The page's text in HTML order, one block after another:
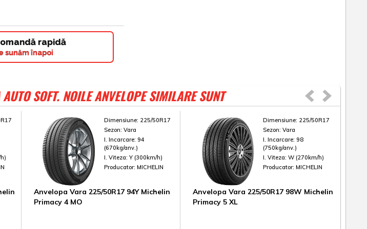
rapidă
sunăm înapoi
SOFT. NOILE ANVELOPE SIMILARE SUNT
Dimensiune: 225/50R17
Sezon:Vara
I. Incarcare:94
(670kg/anv.)
I. Viteza:Y (300km/h)
Producator:MICHELIN
Anvelopa Vara 225/50R17 94Y Michelin
Primacy 4 MO
Dimensiune: 225/50R17
Sezon:Vara
I. Incarcare:98
(750kg/anv.)
I. Viteza:W (270km/h)
Producator:MICHELIN
Anvelopa Vara 225/50R17 98W Michelin
Primacy 5 XL